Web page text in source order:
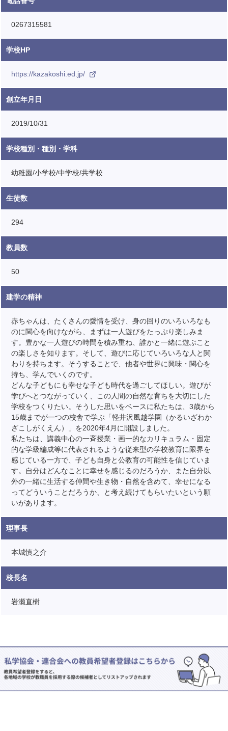
0267315581
学校HP
https://kazakoshi.ed.jp/
創立年月日
2019/10/31
学校種別・種別・学科
幼稚園/小学校/中学校/共学校
生徒数
294
教員数
50
建学の精神
赤ちゃんは、たくさんの愛情を受け、身の回りのいろいろなも
のに関心を向けながら、まずは一人遊びをたっぷり楽しみま
す。豊かな一人遊びの時間を積み重ね、誰かと一緒に遊ぶこと
の楽しさを知ります。そして、遊びに応じていろいろな人と関
わりを持ちます。そうすることで、他者や世界に興味・関心を
持ち、学んでいくのです。
どんな子どもにも幸せな子ども時代を過ごしてほしい。遊びが
学びへとつながっていく、この人間の自然な育ちを大切にした
学校をつくりたい。そうした思いをベースに私たちは、3歳から
15歳までが一つの校舎で学ぶ「軽井沢風越学園（かるいざわか
ざこしがくえん）」を2020年4月に開設しました。
私たちは、講義中心の一斉授業・画一的なカリキュラム・固定
的な学級編成等に代表されるような従来型の学校教育に限界を
感じている一方で、子ども自身と公教育の可能性を信じていま
す。自分はどんなことに幸せを感じるのだろうか、また自分以
外の一緒に生活する仲間や生き物・自然を含めて、幸せになる
ってどういうことだろうか、と考え続けてもらいたいという願
いがあります。
理事長
本城慎之介
校長名
岩瀬直樹